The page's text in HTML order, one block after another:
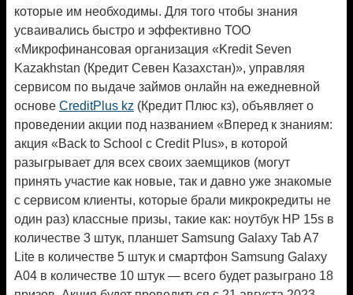
которые им необходимы. Для того чтобы знания
усваивались быстро и эффективно ТОО
«Микрофинансовая организация «Kredit Seven
Kazakhstan (Кредит Севен Казахстан)», управляя
сервисом по выдаче займов онлайн на ежедневной
основе CreditPlus kz (Кредит Плюс кз), объявляет о
проведении акции под названием «Вперед к знаниям:
акция «Back to School с Credit Plus», в которой
разыгрывает для всех своих заемщиков (могут
принять участие как новые, так и давно уже знакомые
с сервисом клиенты, которые брали микрокредиты не
один раз) классные призы, такие как: ноутбук HP 15s в
количестве 3 штук, планшет Samsung Galaxy Tab A7
Lite в количестве 5 штук и смартфон Samsung Galaxy
A04 в количестве 10 штук — всего будет разыграно 18